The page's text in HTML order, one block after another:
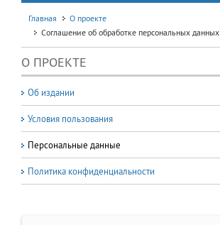
Главная
О проекте
Соглашение об обработке персональных данных
О ПРОЕКТЕ
Об издании
Условия пользования
Персональные данные
Политика конфиденциальности